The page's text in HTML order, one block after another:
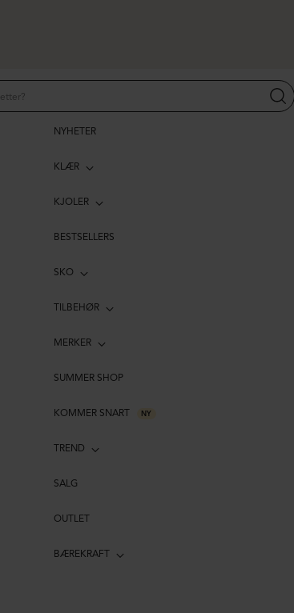
NYHETER
KLÆR
KJOLER
BESTSELLERS
SKO
TILBEHØR
MERKER
SUMMER SHOP
KOMMER SNART NY
TREND
SALG
OUTLET
BÆREKRAFT